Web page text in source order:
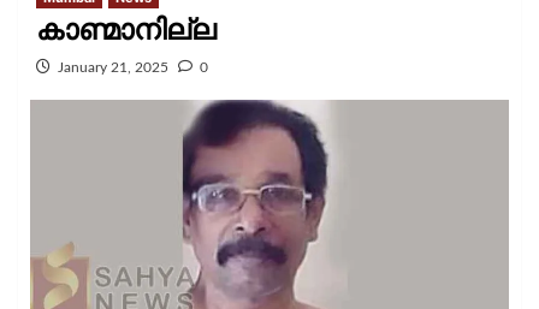
കാണ്മാനില്ല
January 21, 2025 0